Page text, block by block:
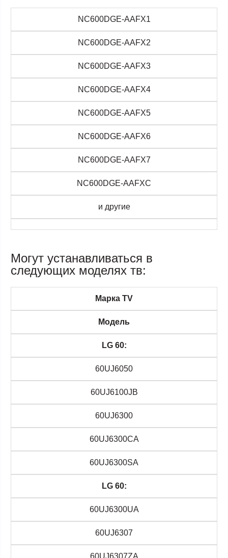
NC600DGE-AAFX1
NC600DGE-AAFX2
NC600DGE-AAFX3
NC600DGE-AAFX4
NC600DGE-AAFX5
NC600DGE-AAFX6
NC600DGE-AAFX7
NC600DGE-AAFXC
и другие
Могут устанавливаться в
следующих моделях тв:
Марка TV
Модель
LG 60:
60UJ6050
60UJ6100JB
60UJ6300
60UJ6300CA
60UJ6300SA
LG 60:
60UJ6300UA
60UJ6307
60UJ6307ZA